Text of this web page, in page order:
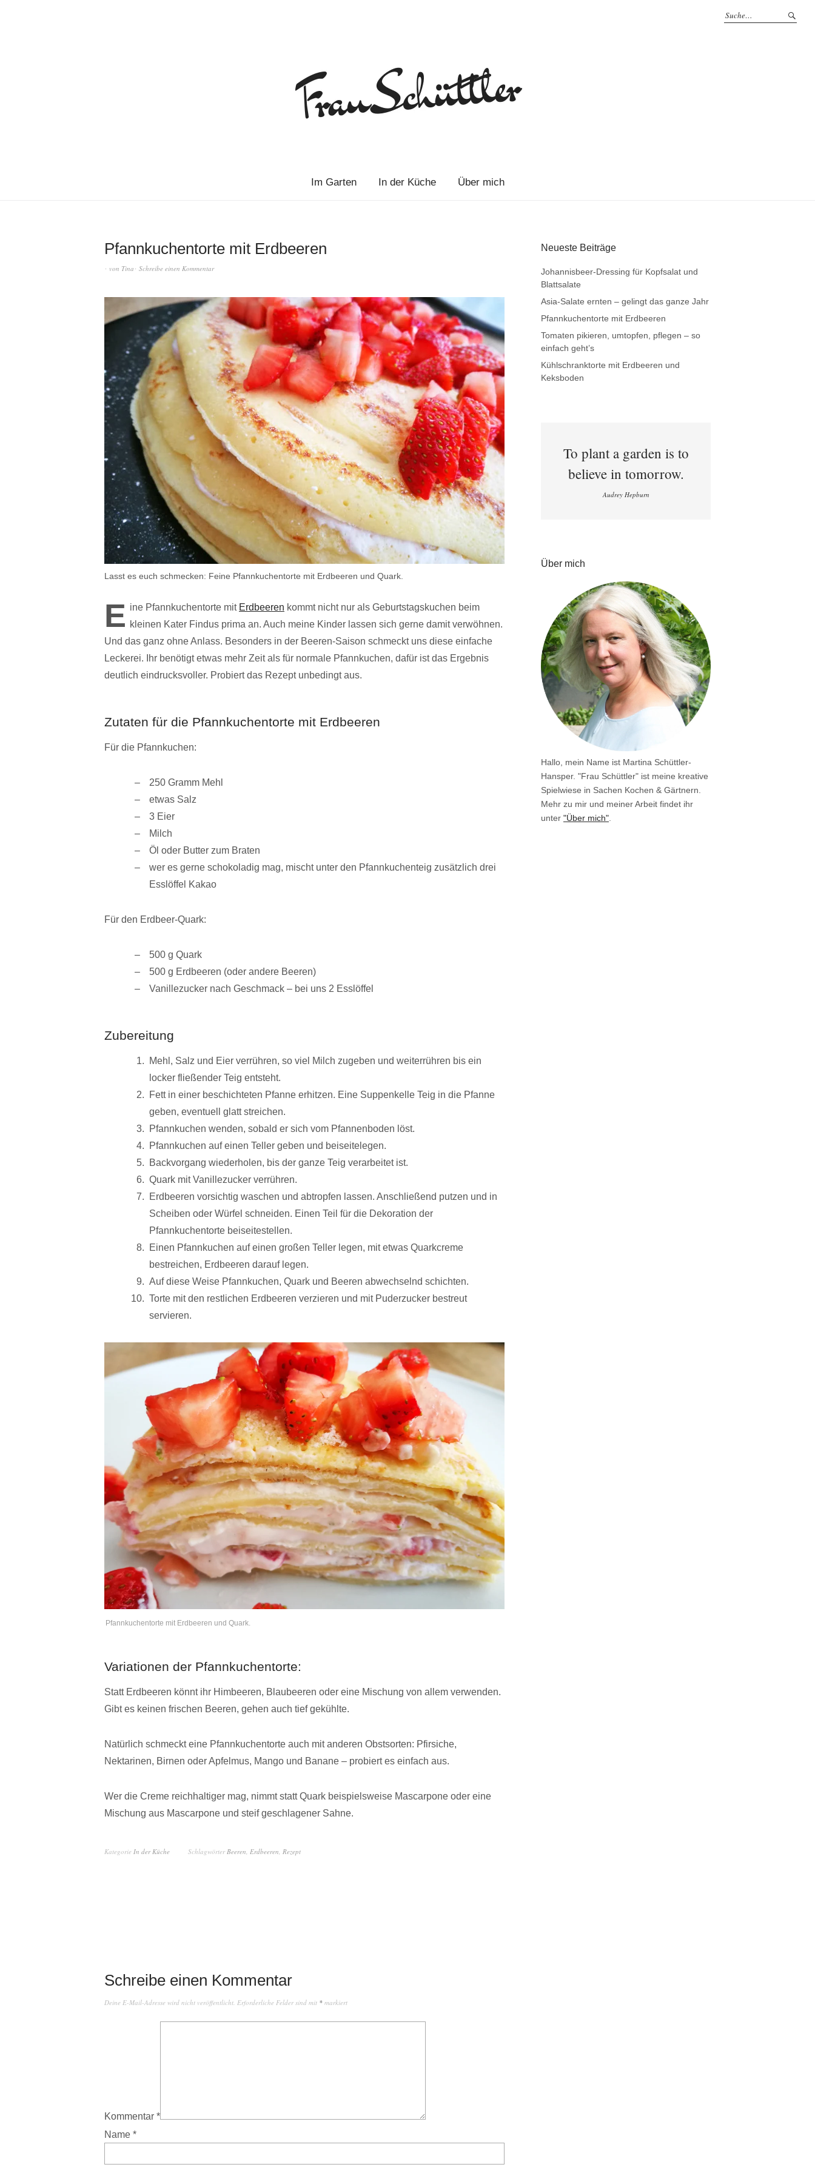
Im Garten In der Küche Über mich
Pfannkuchentorte mit Erdbeeren
von Tina Schreibe einen Kommentar
Lasst es euch schmecken: Feine Pfannkuchentorte mit Erdbeeren und Quark.
E ine Pfannkuchentorte mit Erdbeeren kommt nicht nur als Geburtstagskuchen beim
kleinen Kater Findus prima an. Auch meine Kinder lassen sich gerne damit verwöhnen.
Und das ganz ohne Anlass. Besonders in der Beeren-Saison schmeckt uns diese einfache
Leckerei. Ihr benötigt etwas mehr Zeit als für normale Pfannkuchen, dafür ist das Ergebnis
deutlich eindrucksvoller. Probiert das Rezept unbedingt aus.
Zutaten für die Pfannkuchentorte mit Erdbeeren
Für die Pfannkuchen:
250 Gramm Mehl
etwas Salz
3 Eier
Milch
Öl oder Butter zum Braten
wer es gerne schokoladig mag, mischt unter den Pfannkuchenteig zusätzlich drei
Esslöffel Kakao
Für den Erdbeer-Quark:
500 g Quark
500 g Erdbeeren (oder andere Beeren)
Vanillezucker nach Geschmack – bei uns 2 Esslöffel
Zubereitung
Mehl, Salz und Eier verrühren, so viel Milch zugeben und weiterrühren bis ein
locker fließender Teig entsteht.
Fett in einer beschichteten Pfanne erhitzen. Eine Suppenkelle Teig in die Pfanne
geben, eventuell glatt streichen.
Pfannkuchen wenden, sobald er sich vom Pfannenboden löst.
Pfannkuchen auf einen Teller geben und beiseitelegen.
Backvorgang wiederholen, bis der ganze Teig verarbeitet ist.
Quark mit Vanillezucker verrühren.
Erdbeeren vorsichtig waschen und abtropfen lassen. Anschließend putzen und in
Scheiben oder Würfel schneiden. Einen Teil für die Dekoration der
Pfannkuchentorte beiseitestellen.
Einen Pfannkuchen auf einen großen Teller legen, mit etwas Quarkcreme
bestreichen, Erdbeeren darauf legen.
Auf diese Weise Pfannkuchen, Quark und Beeren abwechselnd schichten.
Torte mit den restlichen Erdbeeren verzieren und mit Puderzucker bestreut
servieren.
Pfannkuchentorte mit Erdbeeren und Quark.
Variationen der Pfannkuchentorte:
Statt Erdbeeren könnt ihr Himbeeren, Blaubeeren oder eine Mischung von allem verwenden.
Gibt es keinen frischen Beeren, gehen auch tief gekühlte.
Natürlich schmeckt eine Pfannkuchentorte auch mit anderen Obstsorten: Pfirsiche,
Nektarinen, Birnen oder Apfelmus, Mango und Banane – probiert es einfach aus.
Wer die Creme reichhaltiger mag, nimmt statt Quark beispielsweise Mascarpone oder eine
Mischung aus Mascarpone und steif geschlagener Sahne.
Kategorie In der Küche SchlagwörterBeeren, Erdbeeren, Rezept
Schreibe einen Kommentar
Deine E-Mail-Adresse wird nicht veröffentlicht. Erforderliche Felder sind mit * markiert
Kommentar *
Name *
Neueste Beiträge
Johannisbeer-Dressing für Kopfsalat und
Blattsalate
Asia-Salate ernten – gelingt das ganze Jahr
Pfannkuchentorte mit Erdbeeren
Tomaten pikieren, umtopfen, pflegen – so
einfach geht’s
Kühlschranktorte mit Erdbeeren und
Keksboden
To plant a garden is to
believe in tomorrow.
Audrey Hepburn
Über mich
Hallo, mein Name ist Martina Schüttler-
Hansper. "Frau Schüttler" ist meine kreative
Spielwiese in Sachen Kochen & Gärtnern.
Mehr zu mir und meiner Arbeit findet ihr
unter "Über mich"